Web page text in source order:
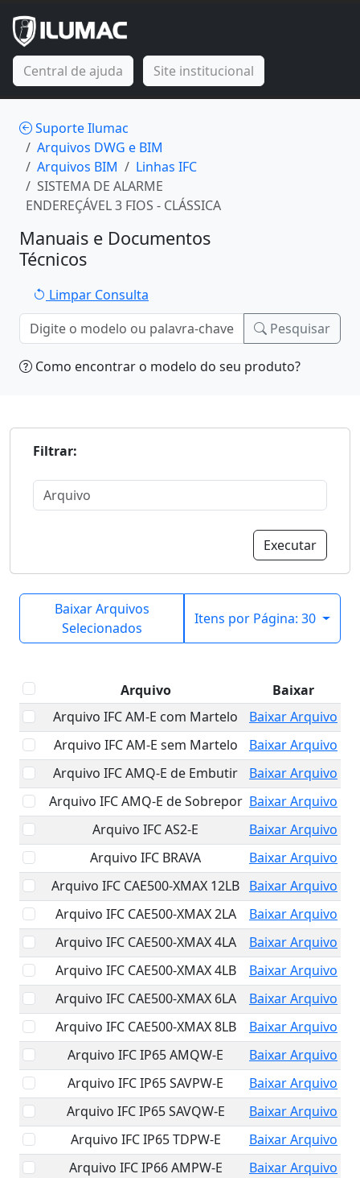
Central de ajuda Site institucional
Suporte Ilumac
Arquivos DWG e BIM
Arquivos BIM
Linhas IFC
SISTEMA DE ALARME
ENDEREÇÁVEL 3 FIOS - CLÁSSICA
Manuais e Documentos
Técnicos
Limpar Consulta
Pesquisar
Como encontrar o modelo do seu produto?
Filtrar:
Executar
Baixar Arquivos
Selecionados
Itens por Página: 30
Arquivo
Baixar
Arquivo IFC AM-E com Martelo
Baixar Arquivo
Arquivo IFC AM-E sem Martelo
Baixar Arquivo
Arquivo IFC AMQ-E de Embutir
Baixar Arquivo
Arquivo IFC AMQ-E de Sobrepor Baixar Arquivo
Arquivo IFC AS2-E
Baixar Arquivo
Arquivo IFC BRAVA
Baixar Arquivo
Arquivo IFC CAE500-XMAX 12LB Baixar Arquivo
Arquivo IFC CAE500-XMAX 2LA
Baixar Arquivo
Arquivo IFC CAE500-XMAX 4LA
Baixar Arquivo
Arquivo IFC CAE500-XMAX 4LB
Baixar Arquivo
Arquivo IFC CAE500-XMAX 6LA
Baixar Arquivo
Arquivo IFC CAE500-XMAX 8LB
Baixar Arquivo
Arquivo IFC IP65 AMQW-E
Baixar Arquivo
Arquivo IFC IP65 SAVPW-E
Baixar Arquivo
Arquivo IFC IP65 SAVQW-E
Baixar Arquivo
Arquivo IFC IP65 TDPW-E
Baixar Arquivo
Arquivo IFC IP66 AMPW-E
Baixar Arquivo